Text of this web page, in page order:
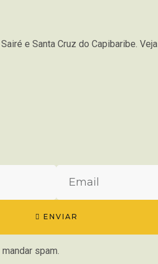
e Santa Cruz do Capibaribe. Veja
ENVIAR
spam.